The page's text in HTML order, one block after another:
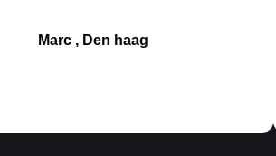
Marc , Den haag